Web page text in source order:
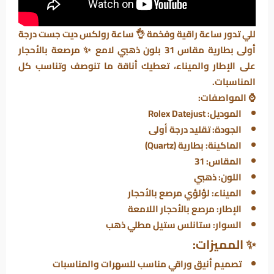
للي تدور ساعة راقية وفخمة 👌 ساعة رولكس ديت جست درجة
أولى بطارية مقاس 31 بلون ذهبي لامع ✨ مرصعة بالأحجار
على الإطار والميناء، تعطيك أناقة ما تنوصف وتناسب كل
المناسبات.
⌚المواصفات:
الموديل: Rolex Datejust
الجودة: تقليد درجة أولى
الماكينة: بطارية (Quartz)
المقاس: 31
اللون: ذهبي
الميناء: لؤلؤي مرصع بالأحجار
الإطار: مرصع بالأحجار اللامعة
السوار: ستانلس ستيل مطلي ذهب
✨المميزات:
تصميم أنيق وراقي مناسب للسهرات والمناسبات